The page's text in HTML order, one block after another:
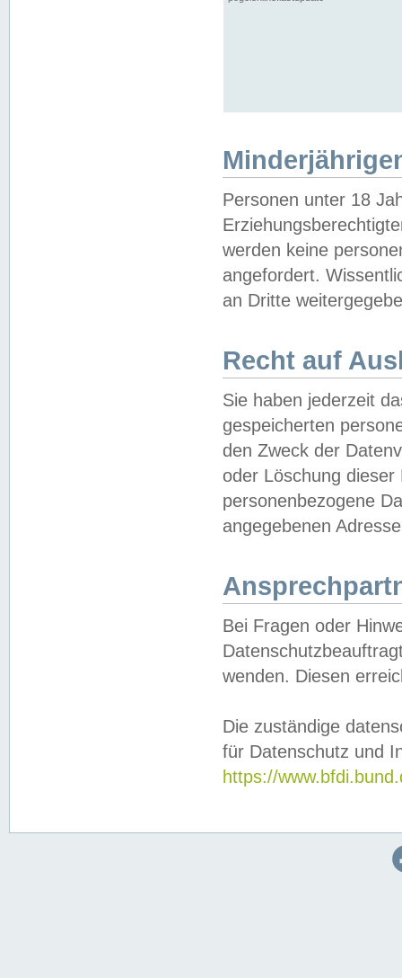
Personen unter 18
werden keine
angefordert.
an Dritte
Recht auf
Sie haben jederzeit
gespeicherten
den Zweck der
oder Löschung
personenbezogene
angegebenen
Bei Fragen oder
wenden. Diesen
Die zuständige
für Datenschutz und
https://